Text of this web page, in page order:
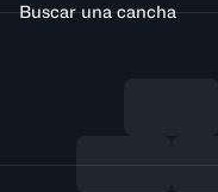
Buscar una cancha